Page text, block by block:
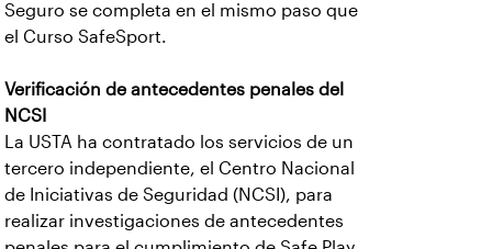
Seguro se completa en el mismo paso que
el Curso SafeSport.
Verificación de antecedentes penales del
NCSI
La USTA ha contratado los servicios de un
tercero independiente, el Centro Nacional
de Iniciativas de Seguridad (NCSI), para
realizar investigaciones de antecedentes